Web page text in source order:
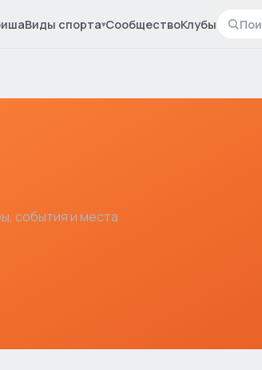
Виды спорта▾СообществоКлубы
события и места